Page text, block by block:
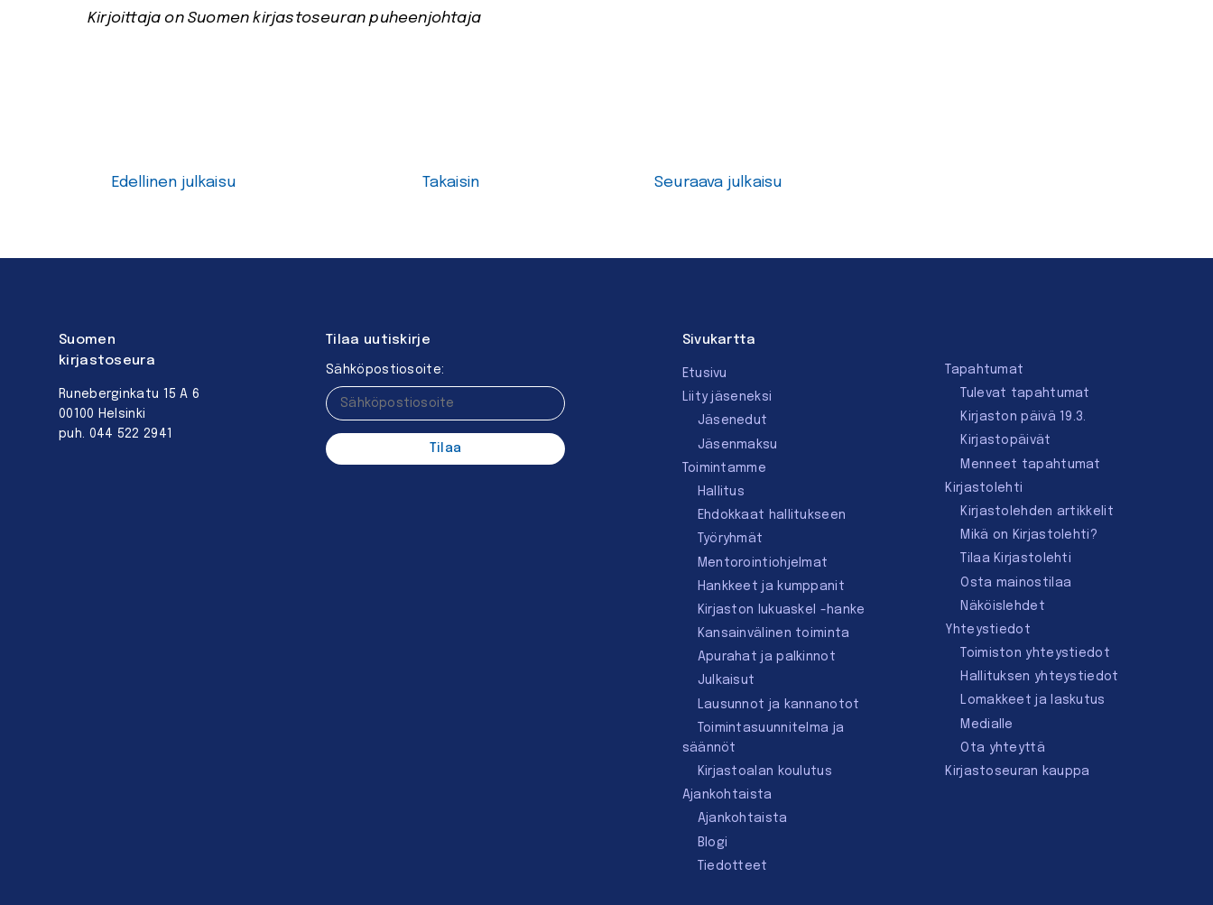
Kirjoittaja on Suomen kirjastoseuran puheenjohtaja
Edellinen julkaisu Takaisin Seuraava julkaisu
Suomen
kirjastoseura
Runeberginkatu 15 A 6
00100 Helsinki
puh. 044 522 2941
Tilaa uutiskirje
Sähköpostiosoite:
Sivukartta
Etusivu
Liity jäseneksi
Jäsenedut
Jäsenmaksu
Toimintamme
Hallitus
Ehdokkaat hallitukseen
Työryhmät
Mentorointi­ohjelmat
Hankkeet ja kumppanit
Kirjaston lukuaskel -hanke
Kansainvälinen toiminta
Apurahat ja palkinnot
Julkaisut
Lausunnot ja kannanotot
Toimintasuunnitelma ja
säännöt
Kirjastoalan koulutus
Ajankohtaista
Ajankohtaista
Blogi
Tiedotteet
Tapahtumat
Tulevat tapahtumat
Kirjaston päivä 19.3.
Kirjastopäivät
Menneet tapahtumat
Kirjastolehti
Kirjastolehden artikkelit
Mikä on Kirjastolehti?
Tilaa Kirjastolehti
Osta mainostilaa
Näköislehdet
Yhteystiedot
Toimiston yhteystiedot
Hallituksen yhteystiedot
Lomakkeet ja laskutus
Medialle
Ota yhteyttä
Kirjastoseuran kauppa